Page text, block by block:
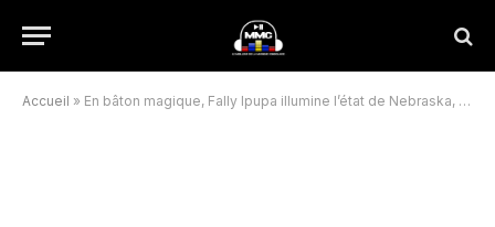
Accueil » En bâton magique, Fally Ipupa illumine l’état de Nebraska, une première en RDC !